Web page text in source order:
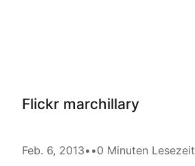
Flickr marchillary
Feb. 6, 2013• •0 Minuten Lesezeit